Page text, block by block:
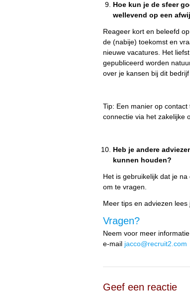
Hoe kun je de sfeer
wellevend op een
Reageer kort en beleefd
de (nabije) toekomst en
nieuwe vacatures. Het
gepubliceerd worden
over je kansen bij dit
Tip: Een manier op
connectie via het zakelijke
Heb je andere
kunnen houden?
Het is gebruikelijk dat je
om te vragen.
Meer tips en adviezen
Vragen?
Neem voor meer
e-mail jacco@recruit2.com
Geef een reactie